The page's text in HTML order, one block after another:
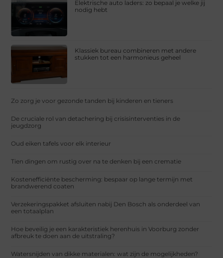
Elektrische auto laders: zo bepaal je welke jij
nodig hebt
Klassiek bureau combineren met andere
stukken tot een harmonieus geheel
Zo zorg je voor gezonde tanden bij kinderen en tieners
De cruciale rol van detachering bij crisisinterventies in de
jeugdzorg
Oud eiken tafels voor elk interieur
Tien dingen om rustig over na te denken bij een crematie
Kostenefficiënte bescherming: bespaar op lange termijn met
brandwerend coaten
Verzekeringspakket afsluiten nabij Den Bosch als onderdeel van
een totaalplan
Hoe beveilig je een karakteristiek herenhuis in Voorburg zonder
afbreuk te doen aan de uitstraling?
Watersnijden van dikke materialen: wat zijn de mogelijkheden?